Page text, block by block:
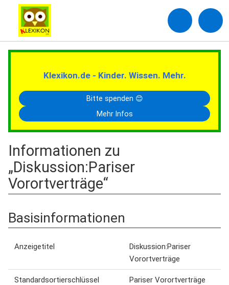
Klexikon.de - Kinder. Wissen. Mehr.
Bitte spenden 😊
Mehr Infos
Informationen zu
„Diskussion:Pariser
Vorortverträge“
Basisinformationen
Anzeigetitel
Diskussion:Pariser
Vorortverträge
Standardsortierschlüssel Pariser Vorortverträge